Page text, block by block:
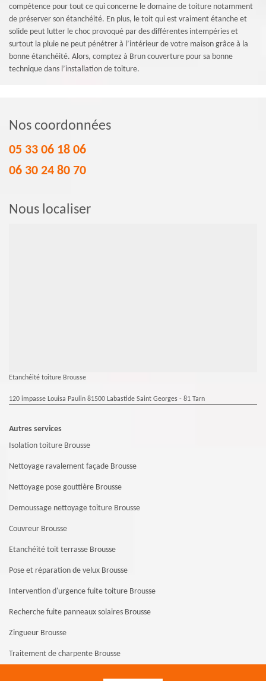
compétence pour tout ce qui concerne le domaine de toiture notamment
de préserver son étanchéité. En plus, le toit qui est vraiment étanche et
solide peut lutter le choc provoqué par des différentes intempéries et
surtout la pluie ne peut pénétrer à l’intérieur de votre maison grâce à la
bonne étanchéité. Alors, comptez à Brun couverture pour sa bonne
technique dans l’installation de toiture.
Nos coordonnées
05 33 06 18 06
06 30 24 80 70
Nous localiser
Etanchéité toiture Brousse
120 impasse Louisa Paulin 81500 Labastide Saint Georges - 81 Tarn
Autres services
Isolation toiture Brousse
Nettoyage ravalement façade Brousse
Nettoyage pose gouttière Brousse
Demoussage nettoyage toiture Brousse
Couvreur Brousse
Etanchéité toit terrasse Brousse
Pose et réparation de velux Brousse
Intervention d'urgence fuite toiture Brousse
Recherche fuite panneaux solaires Brousse
Zingueur Brousse
Traitement de charpente Brousse